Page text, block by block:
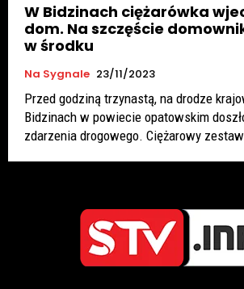
W Bidzinach ciężarówka
dom. Na szczęście
w środku
Na Sygnale 23/11/2023
Przed godziną trzynastą, na drodze
Bidzinach w powiecie opatowskim
zdarzenia drogowego. Ciężarowy